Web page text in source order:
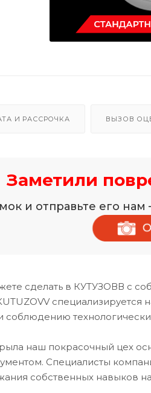
И РАССРОЧКА ВЫЗОВ
Заметили
и отправьте его
сделать в КУТУЗОВВ с
соблюдению
наш покрасочный цех
Специалисты
собственных навыков